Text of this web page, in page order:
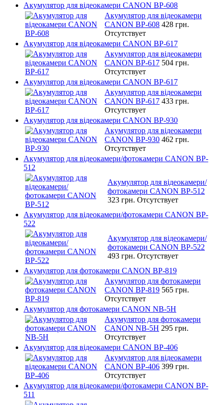
Акумулятор для відеокамери CANON BP-608
Акумулятор для відеокамери
CANON BP-608 428 грн.
Отсутствует
Акумулятор для відеокамери CANON BP-617
Акумулятор для відеокамери
CANON BP-617 504 грн.
Отсутствует
Акумулятор для відеокамери CANON BP-617
Акумулятор для відеокамери
CANON BP-617 433 грн.
Отсутствует
Акумулятор для відеокамери CANON BP-930
Акумулятор для відеокамери
CANON BP-930 462 грн.
Отсутствует
Акумулятор для відеокамери/фотокамери CANON BP-
512
Акумулятор для відеокамери/
фотокамери CANON BP-512
323 грн. Отсутствует
Акумулятор для відеокамери/фотокамери CANON BP-
522
Акумулятор для відеокамери/
фотокамери CANON BP-522
493 грн. Отсутствует
Акумулятор для фотокамери CANON BP-819
Акумулятор для фотокамери
CANON BP-819 565 грн.
Отсутствует
Акумулятор для фотокамери CANON NB-5H
Акумулятор для фотокамери
CANON NB-5H 295 грн.
Отсутствует
Акумулятор для відеокамери CANON BP-406
Акумулятор для відеокамери
CANON BP-406 399 грн.
Отсутствует
Акумулятор для відеокамери/фотокамери CANON BP-
511